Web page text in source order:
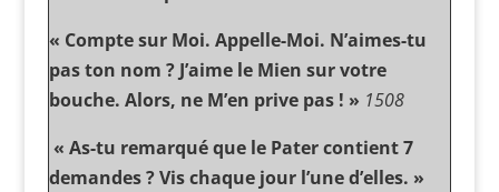
« Compte sur Moi. Appelle-Moi. N’aimes-tu
pas ton nom ? J’aime le Mien sur votre
bouche. Alors, ne M’en prive pas ! » 1508
« As-tu remarqué que le Pater contient 7
demandes ? Vis chaque jour l’une d’elles. »